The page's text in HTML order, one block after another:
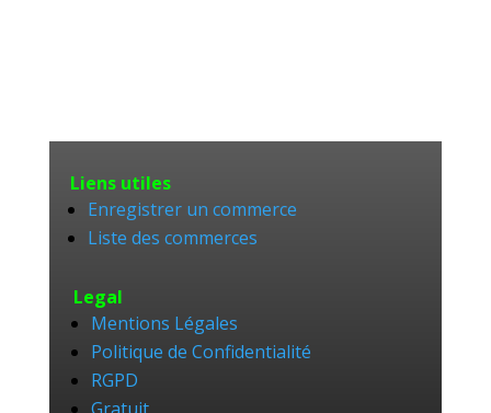
Liens utiles
Enregistrer un commerce
Liste des commerces
Legal
Mentions Légales
Politique de Confidentialité
RGPD